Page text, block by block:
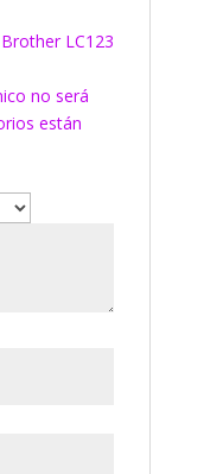
LC123
no será
están